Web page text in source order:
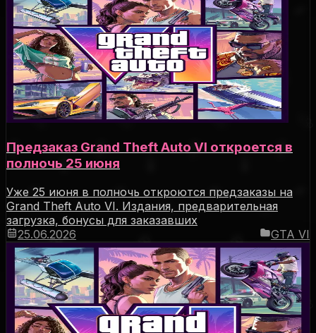
Предзаказ Grand Theft Auto VI откроется в
полночь 25 июня
Уже 25 июня в полночь откроются предзаказы на
Grand Theft Auto VI. Издания, предварительная
загрузка, бонусы для заказавших
25.06.2026
GTA VI
Grand Theft Auto VI
Полезные ссылки
Новости GTA 6